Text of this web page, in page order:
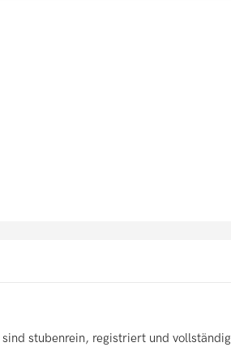
stubenrein, registriert und vollständig